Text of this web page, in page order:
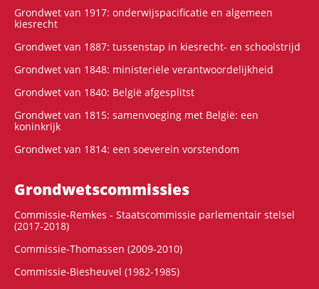
Grondwet van 1917: onderwijspacificatie en algemeen
kiesrecht
Grondwet van 1887: tussenstap in kiesrecht- en schoolstrijd
Grondwet van 1848: ministeriële verantwoordelijkheid
Grondwet van 1840: België afgesplitst
Grondwet van 1815: samenvoeging met België: een
koninkrijk
Grondwet van 1814: een soeverein vorstendom
Grondwets­commissies
Commissie-Remkes - Staatscommissie parlementair stelsel
(2017-2018)
Commissie-Thomassen (2009-2010)
Commissie-Biesheuvel (1982-1985)